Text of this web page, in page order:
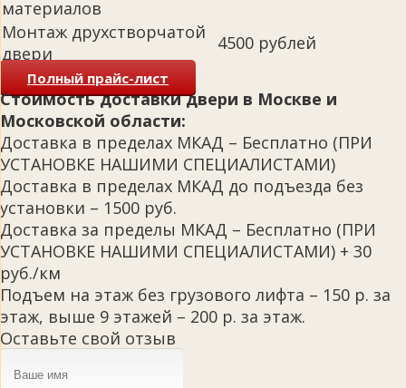
материалов
Монтаж друхстворчатой
двери
4500 рублей
Полный прайс-лист
Стоимость доставки двери в Москве и
Московской области:
Доставка в пределах МКАД – Бесплатно (ПРИ
УСТАНОВКЕ НАШИМИ СПЕЦИАЛИСТАМИ)
Доставка в пределах МКАД до подъезда без
установки – 1500 руб.
Доставка за пределы МКАД – Бесплатно (ПРИ
УСТАНОВКЕ НАШИМИ СПЕЦИАЛИСТАМИ) + 30
руб./км
Подъем на этаж без грузового лифта – 150 р. за
этаж, выше 9 этажей – 200 р. за этаж.
Оставьте свой отзыв